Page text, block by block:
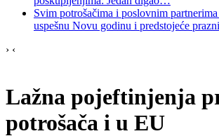
Svim potrošačima i poslovnim
uspešnu Novu godinu i predstojeće
› ‹
Lažna pojeftinjenja
potrošača i u EU